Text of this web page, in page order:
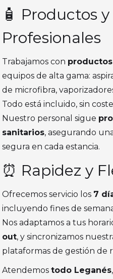
🧴 Productos
Profesionales
Trabajamos con
equipos de alta gama:
de microfibra,
Todo está incluido, sin
Nuestro personal sigue
sanitarios, asegurando
segura en cada estancia.
⏰ Rapidez y
Ofrecemos servicio los 7
incluyendo fines de
Nos adaptamos a tus
out, y sincronizamos
plataformas de gestión de
Atendemostodo Leganés